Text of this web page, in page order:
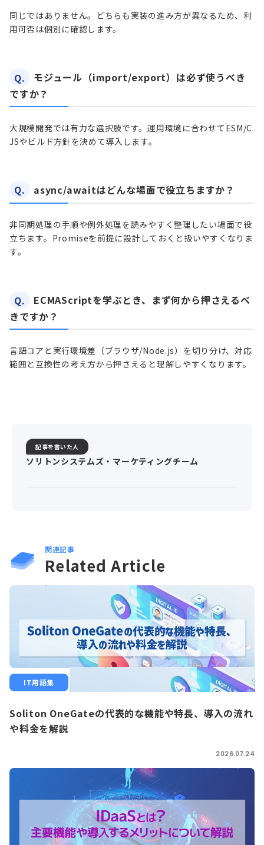
同じではありません。どちらも実装の進み方が異なるため、利
用可否は個別に確認します。
Q.
モジュール（import/export）は必ず使うべき
ですか？
大規模開発では有力な選択肢です。運用環境に合わせてESM/C
JSやビルド方針を決めて導入します。
Q. async/awaitはどんな場面で役立ちますか？
非同期処理の手順や例外処理を読みやすく整理したい場面で役
立ちます。Promiseを前提に設計しておくと扱いやすくなりま
す。
Q.
ECMAScriptを学ぶとき、まず何から押さえるべ
きですか？
言語コアと実行環境差（ブラウザ/Node.js）を切り分け、対応
範囲と互換性の考え方から押さえると理解しやすくなります。
記事を書いた人
ソリトンシステムズ・マーケティングチーム
関連記事
Related Article
IT用語集
Soliton OneGateの代表的な機能や特長、導入の流れ
や料金を解説
2026.07.24